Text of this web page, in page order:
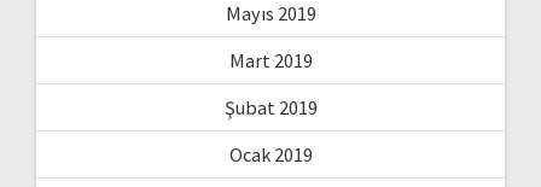
Mayıs 2019
Mart 2019
Şubat 2019
Ocak 2019